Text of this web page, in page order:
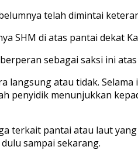
telah dimintai
SHM di atas pantai dekat
sebagai saksi ini
langsung atau tidak.
menunjukkan
terkait pantai atau laut
sampai sekarang.